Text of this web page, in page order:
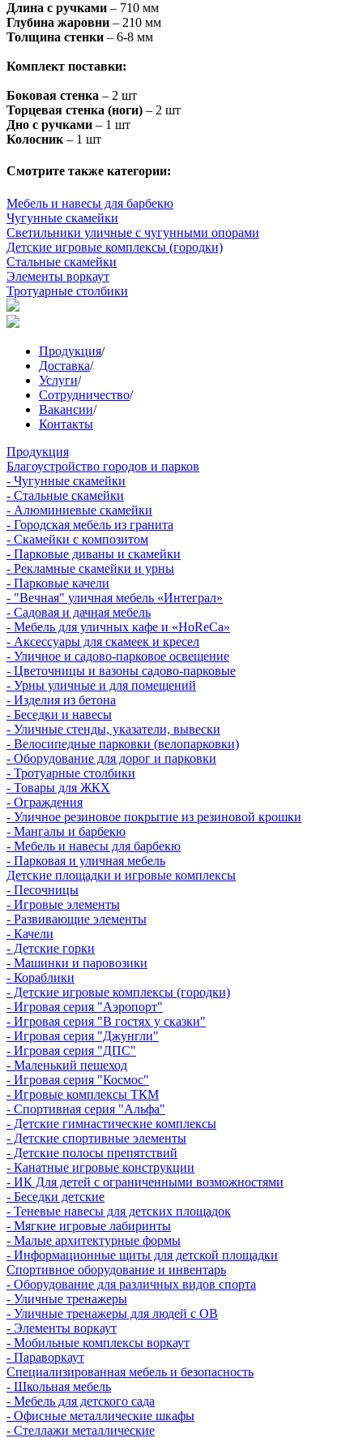
Длина с ручками – 710 мм
Глубина жаровни – 210 мм
Толщина стенки – 6-8 мм
Комплект поставки:
Боковая стенка – 2 шт
Торцевая стенка (ноги) – 2 шт
Дно с ручками – 1 шт
Колосник – 1 шт
Смотрите также категории:
Мебель и навесы для барбекю
Чугунные скамейки
Светильники уличные с чугунными опорами
Детские игровые комплексы (городки)
Стальные скамейки
Элементы воркаут
Тротуарные столбики
Продукция/
Доставка/
Услуги/
Сотрудничество/
Вакансии/
Контакты
Продукция
Благоустройство городов и парков
- Чугунные скамейки
- Стальные скамейки
- Алюминиевые скамейки
- Городская мебель из гранита
- Скамейки с композитом
- Парковые диваны и скамейки
- Рекламные скамейки и урны
- Парковые качели
- "Вечная" уличная мебель «Интеграл»
- Садовая и дачная мебель
- Мебель для уличных кафе и «HoReCa»
- Аксессуары для скамеек и кресел
- Уличное и садово-парковое освещение
- Цветочницы и вазоны садово-парковые
- Урны уличные и для помещений
- Изделия из бетона
- Беседки и навесы
- Уличные стенды, указатели, вывески
- Велосипедные парковки (велопарковки)
- Оборудование для дорог и парковки
- Тротуарные столбики
- Товары для ЖКХ
- Ограждения
- Уличное резиновое покрытие из резиновой крошки
- Мангалы и барбекю
- Мебель и навесы для барбекю
- Парковая и уличная мебель
Детские площадки и игровые комплексы
- Песочницы
- Игровые элементы
- Развивающие элементы
- Качели
- Детские горки
- Машинки и паровозики
- Кораблики
- Детские игровые комплексы (городки)
- Игровая серия "Аэропорт"
- Игровая серия "В гостях у сказки"
- Игровая серия "Джунгли"
- Игровая серия "ДПС"
- Маленький пешеход
- Игровая серия "Космос"
- Игровые комплексы ТКМ
- Спортивная серия "Альфа"
- Детские гимнастические комплексы
- Детские спортивные элементы
- Детские полосы препятствий
- Канатные игровые конструкции
- ИК Для детей с ограниченными возможностями
- Беседки детские
- Теневые навесы для детских площадок
- Мягкие игровые лабиринты
- Малые архитектурные формы
- Информационные щиты для детской площадки
Спортивное оборудование и инвентарь
- Оборудование для различных видов спорта
- Уличные тренажеры
- Уличные тренажеры для людей с ОВ
- Элементы воркаут
- Мобильные комплексы воркаут
- Параворкаут
Cпециализированная мебель и безопасность
- Школьная мебель
- Мебель для детского сада
- Офисные металлические шкафы
- Стеллажи металлические